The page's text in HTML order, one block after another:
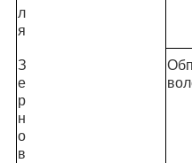
л
я
З
е
р
н
о
в